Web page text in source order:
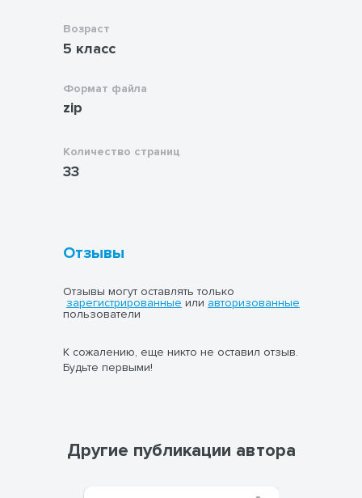
Возраст
5 класс
Формат файла
zip
Количество страниц
33
Отзывы
Отзывы могут оставлять только
зарегистрированные или авторизованные
пользователи
К сожалению, еще никто не оставил отзыв.
Будьте первыми!
Другие публикации автора